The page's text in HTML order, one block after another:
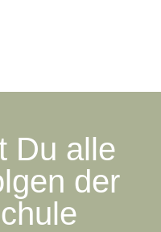
Du alle
der